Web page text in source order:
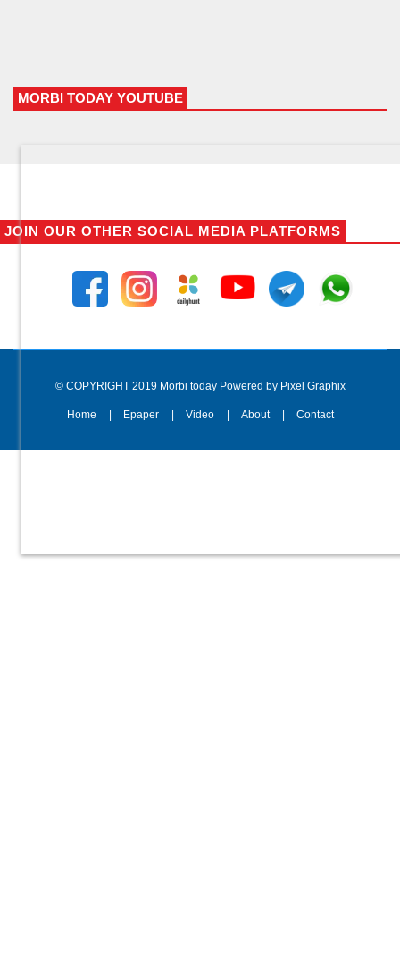
MORBI TODAY YOUTUBE
JOIN OUR OTHER SOCIAL MEDIA PLATFORMS
© COPYRIGHT 2019 Morbi today Powered by Pixel Graphix
Home Epaper Video About Contact